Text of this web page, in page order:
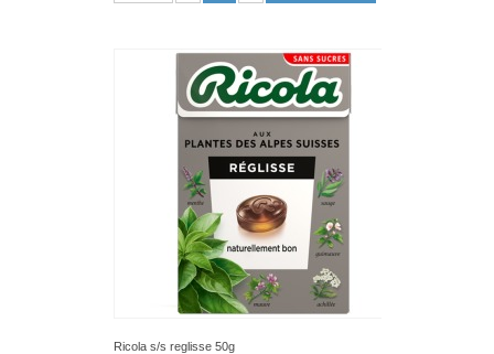
Ricola s/s reglisse 50g